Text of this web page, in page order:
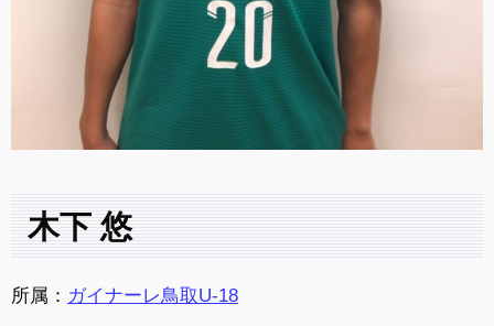
木下 悠
所属： ガイナーレ鳥取U-18